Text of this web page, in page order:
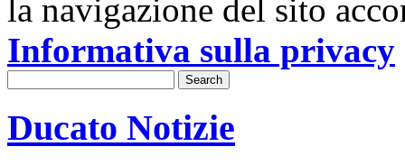
la navigazione del sito
Informativa sulla privacy
Ducato Notizie